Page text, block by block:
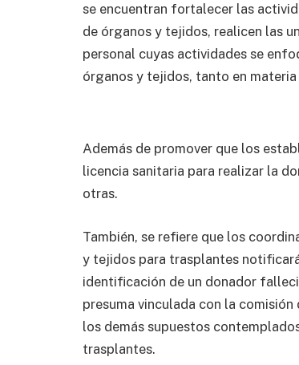
se encuentran fortalecer las
de órganos y tejidos, realicen las
personal cuyas actividades se
órganos y tejidos, tanto en
Además de promover que los
licencia sanitaria para realizar la
otras.
También, se refiere que los
y tejidos para trasplantes
identificación de un donador
presuma vinculada con la
los demás supuestos
trasplantes.